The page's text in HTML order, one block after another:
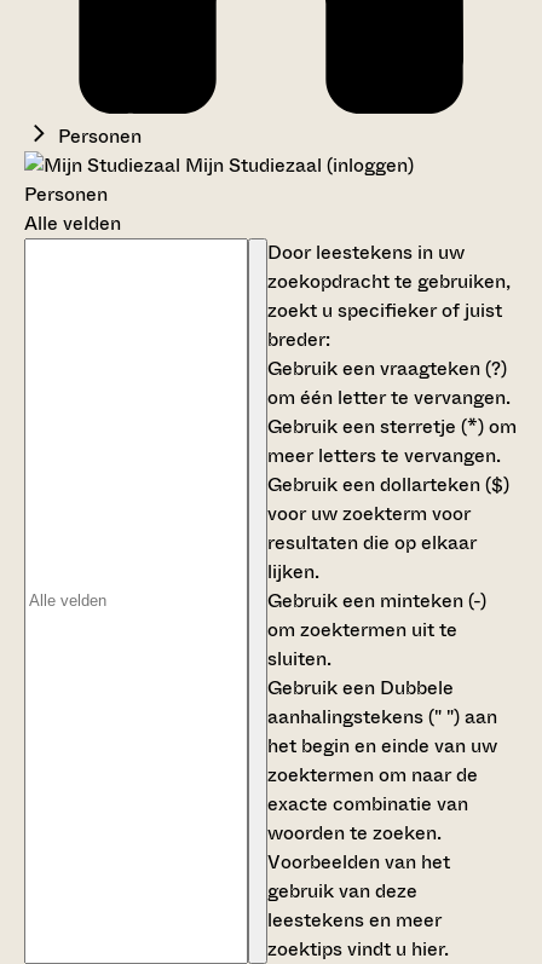
Personen
Mijn Studiezaal (inloggen)
Personen
Alle velden
Door leestekens in uw
zoekopdracht te gebruiken,
zoekt u specifieker of juist
breder:
Gebruik eenvraagteken (?)
om één letter te vervangen.
Gebruik eensterretje (*)om
meer letters te vervangen.
Gebruik eendollarteken ($)
voor uw zoekterm voor
resultaten die op elkaar
lijken.
Gebruik een minteken (-)
om zoektermen uit te
sluiten.
Gebruik een Dubbele
aanhalingstekens (" ")aan
het begin en einde van uw
zoektermen om naar de
exacte combinatie van
woorden te zoeken.
Voorbeelden van het
gebruik van deze
leestekens en meer
zoektips vindt u hier.